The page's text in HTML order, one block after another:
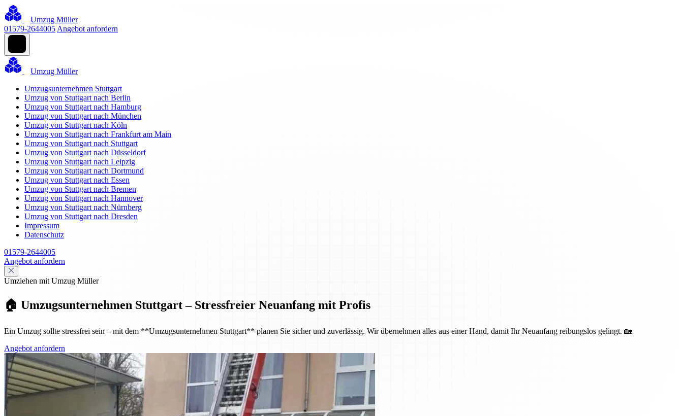
Umzug Müller
01579-2644005 Angebot anfordern
Umzug Müller
Umzugsunternehmen Stuttgart
Umzug von Stuttgart nach Berlin
Umzug von Stuttgart nach Hamburg
Umzug von Stuttgart nach München
Umzug von Stuttgart nach Köln
Umzug von Stuttgart nach Frankfurt am Main
Umzug von Stuttgart nach Stuttgart
Umzug von Stuttgart nach Düsseldorf
Umzug von Stuttgart nach Leipzig
Umzug von Stuttgart nach Dortmund
Umzug von Stuttgart nach Essen
Umzug von Stuttgart nach Bremen
Umzug von Stuttgart nach Hannover
Umzug von Stuttgart nach Nürnberg
Umzug von Stuttgart nach Dresden
Impressum
Datenschutz
01579-2644005
Angebot anfordern
Umziehen mit Umzug Müller
🏠 Umzugsunternehmen Stuttgart – Stressfreier Neuanfang mit Profis
Ein Umzug sollte stressfrei sein – mit dem **Umzugsunternehmen Stuttgart** planen Sie sicher und zuverlässig. Wir übernehmen alles aus einer Hand, damit Ihr Neuanfang reibungslos gelingt. 🏡
Angebot anfordern